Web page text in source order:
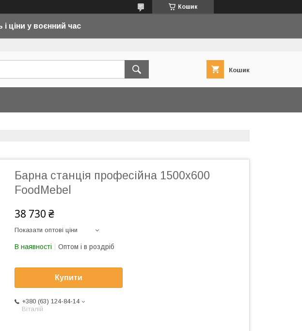
Кошик
ціни у воєнний час
Кошик
Барна станція професійна 1500х600
FoodMebel
38 730 ₴
Показати оптові ціни
В наявності Оптом і в роздріб
Купити
+380 (63) 124-84-14
Віталій